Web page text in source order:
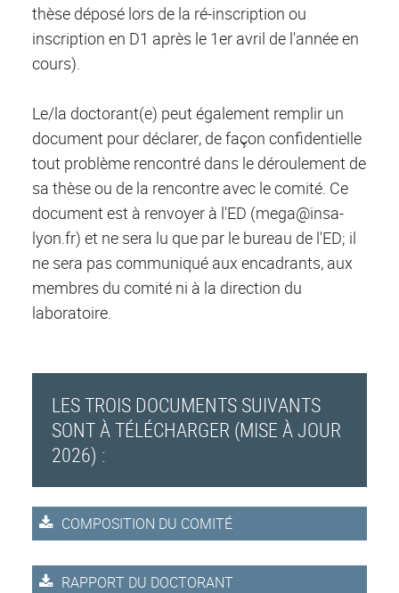
thèse déposé lors de la ré-inscription ou
inscription en D1 après le 1er avril de l'année en
cours).
Le/la doctorant(e) peut également remplir un
document pour déclarer, de façon confidentielle
tout problème rencontré dans le déroulement de
sa thèse ou de la rencontre avec le comité. Ce
document est à renvoyer à l'ED (mega@insa-
lyon.fr) et ne sera lu que par le bureau de l'ED; il
ne sera pas communiqué aux encadrants, aux
membres du comité ni à la direction du
laboratoire.
LES TROIS DOCUMENTS SUIVANTS
SONT À TÉLÉCHARGER (MISE À JOUR
2026) :
COMPOSITION DU COMITÉ
RAPPORT DU DOCTORANT